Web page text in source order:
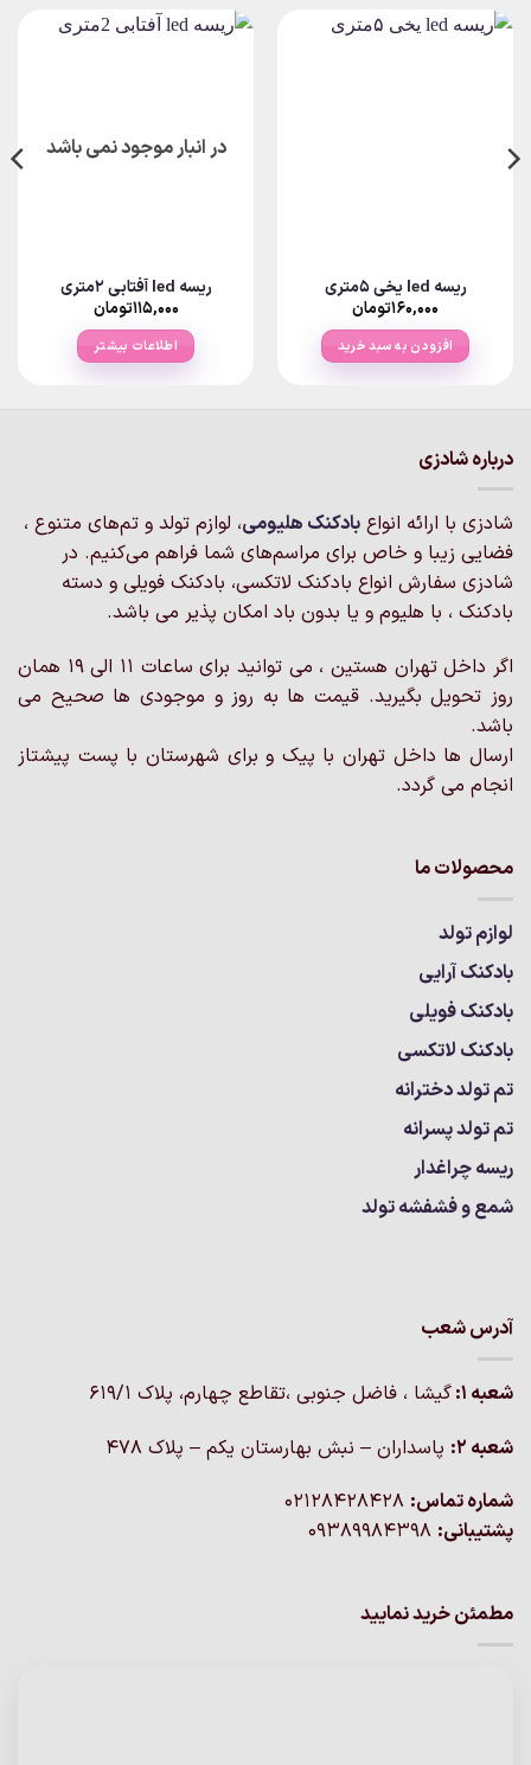
ریسه led یخی ۵متری
۱۶۰,۰۰۰تومان
افزودن به سبد خرید
در انبار موجود نمی باشد
ریسه led آفتابی 2متری
۱۱۵,۰۰۰تومان
اطلاعات بیشتر
درباره شادزی
شادزی با ارائه انواع بادکنک‌ هلیومی، لوازم تولد و تم‌های متنوع ،
فضایی زیبا و خاص برای مراسم‌های شما فراهم می‌کنیم. در
شادزی سفارش انواع بادکنک لاتکسی، بادکنک فویلی و دسته
بادکنک ، با هلیوم و یا بدون باد امکان پذیر می باشد.
اگر داخل تهران هستین ، می توانید برای ساعات 11 الی 19 همان
روز تحویل بگیرید. قیمت ها به روز و موجودی ها صحیح می
باشد.
ارسال ها داخل تهران با پیک و برای شهرستان با پست پیشتاز
انجام می گردد.
محصولات ما
لوازم تولد
بادکنک آرایی
بادکنک فویلی
بادکنک لاتکسی
تم تولد دخترانه
تم تولد پسرانه
ریسه چراغدار
شمع و فشفشه تولد
آدرس شعب
شعبه 1:
گيشا ، فاضل جنوبی ،تقاطع چهارم، پلاک 619/1
شعبه 2:
پاسداران – نبش بهارستان یکم – پلاک ۴۷۸
شماره تماس:
پشتیبانی:
مطمئن خرید نمایید